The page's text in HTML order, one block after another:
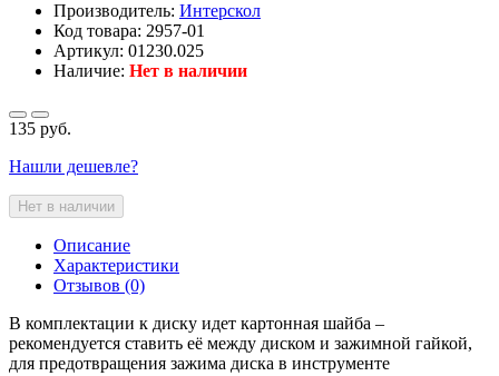
Производитель: Интерскол
Код товара: 2957-01
Артикул: 01230.025
Наличие: Нет в наличии
135 руб.
Нашли дешевле?
Нет в наличии
Описание
Характеристики
Отзывов (0)
В комплектации к диску идет картонная шайба –
рекомендуется ставить её между диском и зажимной гайкой,
для предотвращения зажима диска в инструменте